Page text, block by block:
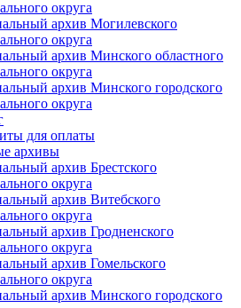
округа
архив Могилевского
округа
архив Минского областного
округа
архив Минского городского
округа
для оплаты
архивы
архив Брестского
округа
архив Витебского
округа
архив Гродненского
округа
архив Гомельского
округа
архив Минского городского